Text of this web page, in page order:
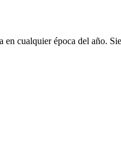
cualquier época del año.